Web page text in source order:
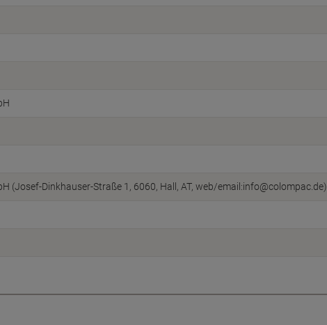
(Josef-Dinkhauser-Straße 1, 6060, Hall, AT, web/email:info@colompac.de)